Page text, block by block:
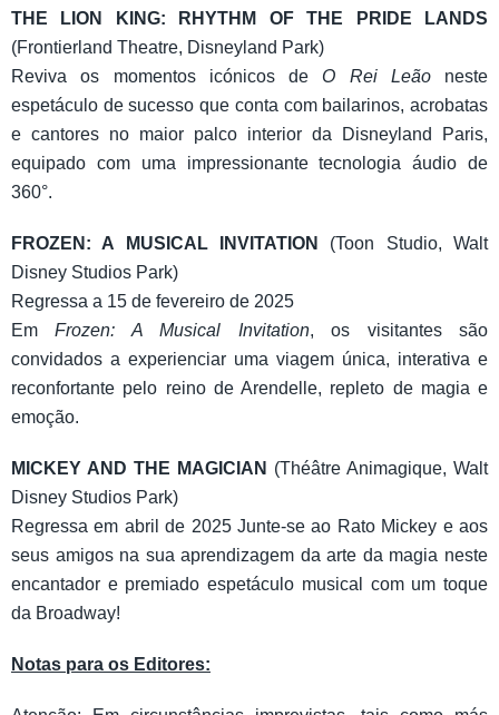
THE LION KING: RHYTHM OF THE PRIDE LANDS
(Frontierland Theatre, Disneyland Park)
Reviva os momentos icónicos de O Rei Leãoneste
espetáculo de sucesso que conta com bailarinos, acrobatas
e cantores no maior palco interior da Disneyland Paris,
equipado com uma impressionante tecnologia áudio de
360°.
FROZEN: A MUSICAL INVITATION (Toon Studio, Walt
Disney Studios Park)
Regressa a 15 de fevereiro de 2025
EmFrozen: A Musical Invitation, os visitantes são
convidados a experienciar uma viagem única, interativa e
reconfortante pelo reino de Arendelle, repleto de magia e
emoção.
MICKEY AND THE MAGICIAN (Théâtre Animagique, Walt
Disney Studios Park)
Regressa em abril de 2025 Junte-se ao Rato Mickey e aos
seus amigos na sua aprendizagem da arte da magia neste
encantador e premiado espetáculo musical com um toque
da Broadway!
Notas para os Editores: